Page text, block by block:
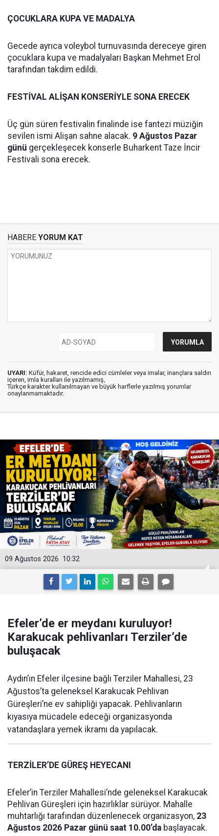
ÇOCUKLARA KUPA VE MADALYA
Gecede ayrıca voleybol turnuvasında dereceye giren
çocuklara kupa ve madalyaları Başkan Mehmet Erol
tarafından takdim edildi.
FESTİVAL ALİŞAN KONSERİYLE SONA ERECEK
Üç gün süren festivalin finalinde ise fantezi müziğin
sevilen ismi Alişan sahne alacak. 9 Ağustos Pazar
günü gerçekleşecek konserle Buharkent Taze İncir
Festivali sona erecek.
HABERE YORUM KAT
UYARI: Küfür, hakaret, rencide edici cümleler veya imalar, inançlara saldırı
içeren, imla kuralları ile yazılmamış,
Türkçe karakter kullanılmayan ve büyük harflerle yazılmış yorumlar
onaylanmamaktadır.
10:32
09 Ağustos 2026
Efeler’de er meydanı kuruluyor!
Karakucak pehlivanları Terziler’de
buluşacak
Aydın’ın Efeler ilçesine bağlı Terziler Mahallesi, 23
Ağustos’ta geleneksel Karakucak Pehlivan
Güreşleri’ne ev sahipliği yapacak. Pehlivanların
kıyasıya mücadele edeceği organizasyonda
vatandaşlara yemek ikramı da yapılacak.
TERZİLER’DE GÜREŞ HEYECANI
Efeler’in Terziler Mahallesi’nde geleneksel Karakucak
Pehlivan Güreşleri için hazırlıklar sürüyor. Mahalle
muhtarlığı tarafından düzenlenecek organizasyon, 23
Ağustos 2026 Pazar günü saat 10.00’da başlayacak.